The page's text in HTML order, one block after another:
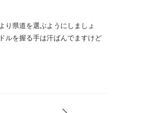
り県道を選ぶようにしましょ
ルを握る手は汗ばんでますけど